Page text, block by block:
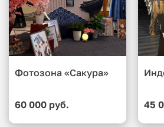
Фотозона «Сакура»
60 000 руб. 45